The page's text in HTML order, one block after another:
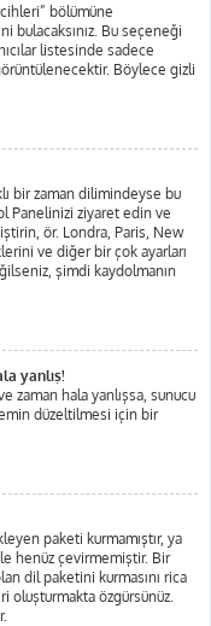
bölümüne
bulacaksınız. Bu seçeneği
listesinde sadece
Böylece gizli
bir zaman dilimindeyse bu
Panelinizi ziyaret edin ve
ör. Londra, Paris, New
ve diğer bir çok ayarları
şimdi kaydolmanın
yanlış!
zaman hala yanlışsa, sunucu
düzeltilmesi için bir
paketi kurmamıştır, ya
henüz çevirmemiştir. Bir
dil paketini kurmasını rica
oluşturmakta özgürsünüz.